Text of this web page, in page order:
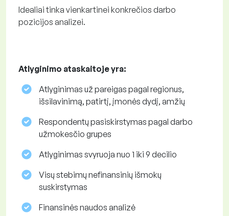
Idealiai tinka vienkartinei konkrečios darbo
pozicijos analizei.
Atlyginimo ataskaitoje yra:
Atlyginimas už pareigas pagal regionus,
išsilavinimą, patirtį, įmonės dydį, amžių
Respondentų pasiskirstymas pagal darbo
užmokesčio grupes
Atlyginimas svyruoja nuo 1 iki 9 decilio
Visų stebimų nefinansinių išmokų
suskirstymas
Finansinės naudos analizė